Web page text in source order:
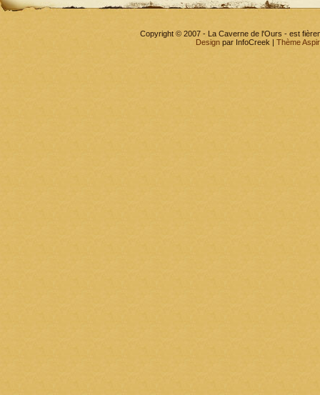
Copyright © 2007 - La Caverne de l'Ours - est
Design par InfoCreek | Thème